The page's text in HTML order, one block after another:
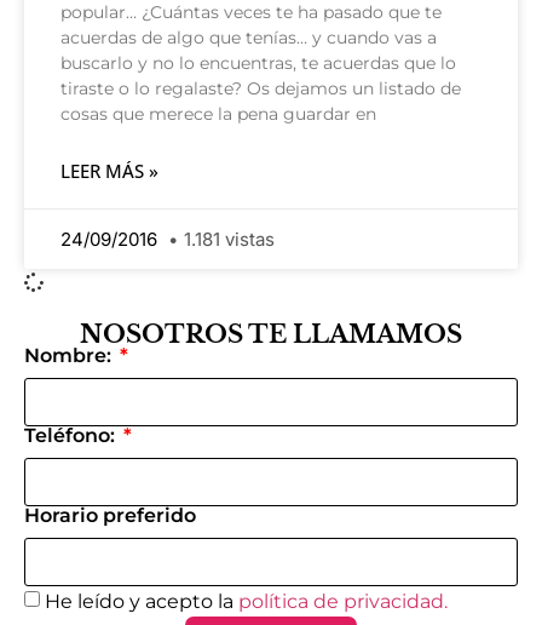
popular… ¿Cuántas veces te ha pasado que te
acuerdas de algo que tenías… y cuando vas a
buscarlo y no lo encuentras, te acuerdas que lo
tiraste o lo regalaste? Os dejamos un listado de
cosas que merece la pena guardar en
LEER MÁS »
24/09/2016 1.181 vistas
NOSOTROS TE LLAMAMOS
Nombre:
Teléfono:
Horario preferido
He leído y acepto la política de privacidad.